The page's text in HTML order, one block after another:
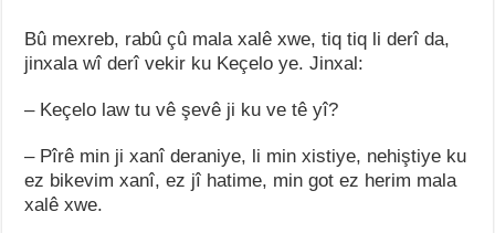
Bû mexreb, rabû çû mala xalê xwe, tiq tiq li derî da,
jinxala wî derî vekir ku Keçelo ye. Jinxal:
– Keçelo law tu vê şevê ji ku ve tê yî?
– Pîrê min ji xanî deraniye, li min xistiye, nehiştiye ku
ez bikevim xanî, ez jî hatime, min got ez herim mala
xalê xwe.